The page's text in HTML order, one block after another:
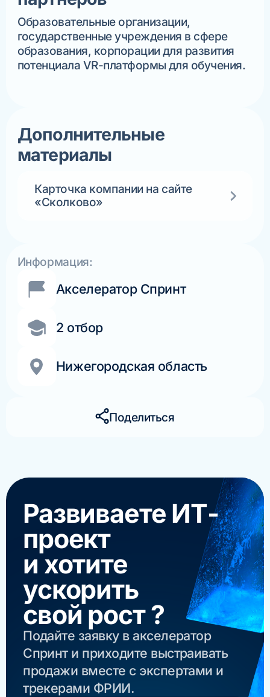
Информация:
Акселератор Спринт
2 отбор
Нижегородская область
Поделиться
Образовательные организации,
государственные учреждения в сфере
образования, корпорации для развития
потенциала VR-платформы для обучения.
Дополнительные
материалы
Карточка компании на сайте
«Сколково»
Развиваете ИТ-
проект
и хотите
ускорить
свой рост ?
Подайте заявку в акселератор
Спринт и приходите выстраивать
продажи вместе с экспертами и
трекерами ФРИИ.